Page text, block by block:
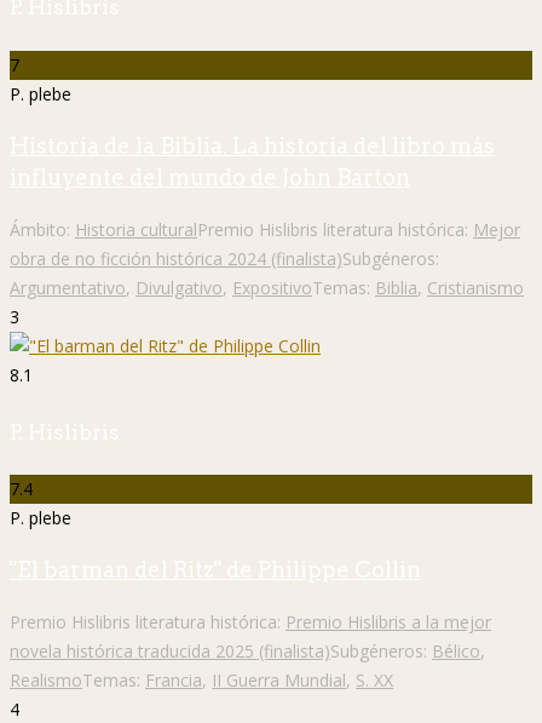
P. Hislibris
7
P. plebe
Historia de la Biblia. La historia del libro más
influyente del mundo de John Barton
Ámbito: Historia culturalPremio Hislibris literatura histórica: Mejor
obra de no ficción histórica 2024 (finalista)Subgéneros:
Argumentativo, Divulgativo, ExpositivoTemas: Biblia, Cristianismo
3
8.1
P. Hislibris
7.4
P. plebe
"El barman del Ritz" de Philippe Collin
Premio Hislibris literatura histórica: Premio Hislibris a la mejor
novela histórica traducida 2025 (finalista)Subgéneros: Bélico,
RealismoTemas: Francia, II Guerra Mundial, S. XX
4